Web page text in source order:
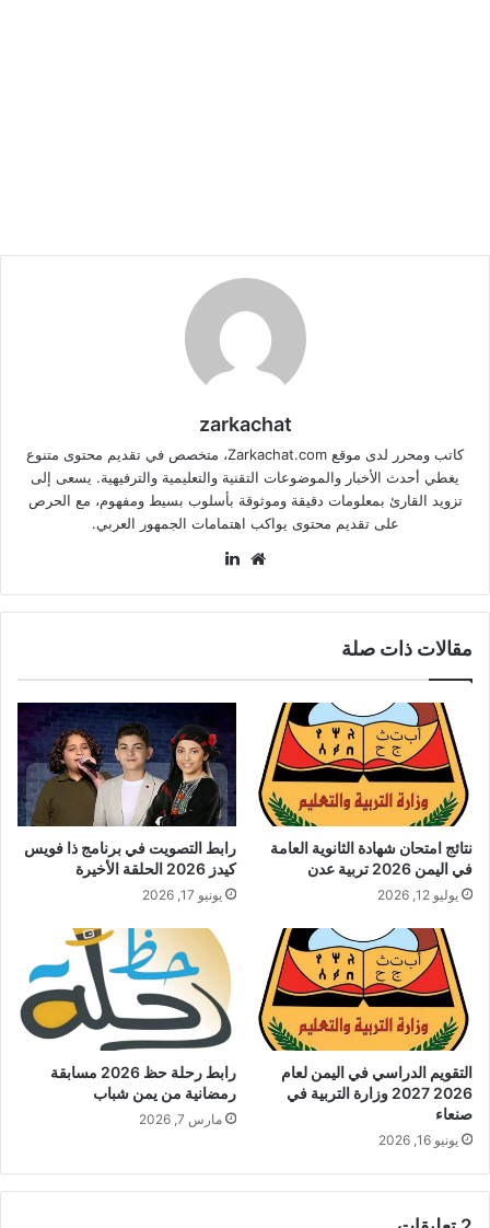
zarkachat
كاتب ومحرر لدى موقع Zarkachat.com، متخصص في تقديم محتوى متنوع
يغطي أحدث الأخبار والموضوعات التقنية والتعليمية والترفيهية. يسعى إلى
تزويد القارئ بمعلومات دقيقة وموثوقة بأسلوب بسيط ومفهوم، مع الحرص
على تقديم محتوى يواكب اهتمامات الجمهور العربي.
موقع
مقالات ذات صلة
نتائج امتحان شهادة الثانوية العامة
في اليمن 2026 تربية عدن
يوليو 12, 2026
رابط التصويت في برنامج ذا فويس
كيدز 2026 الحلقة الأخيرة
يونيو 17, 2026
التقويم الدراسي في اليمن لعام
2026 2027 وزارة التربية في
صنعاء
يونيو 16, 2026
رابط رحلة حظ 2026 مسابقة
رمضانية من يمن شباب
مارس 7, 2026